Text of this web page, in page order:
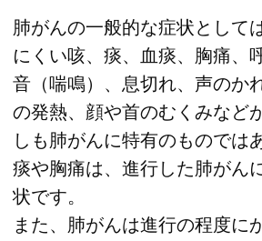
肺がんの一般的な症状として
にくい咳、痰、血痰、胸痛、
音（喘鳴）、息切れ、声のか
の発熱、顔や首のむくみなど
しも肺がんに特有のものでは
痰や胸痛は、進行した肺がん
状です。
また、肺がんは進行の程度に